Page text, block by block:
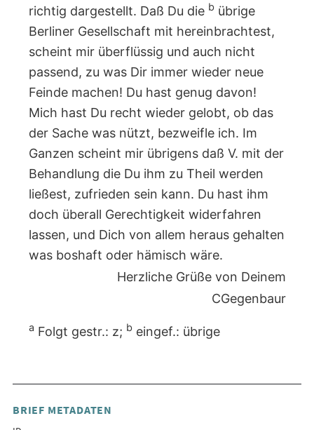
richtig dargestellt. Daß Du die bübrige
Berliner Gesellschaft mit hereinbrachtest,
scheint mir überflüssig und auch nicht
passend, zu was Dir immer wieder neue
Feinde machen! Du hast genug davon!
Mich hast Du recht wieder gelobt, ob das
der Sache was nützt, bezweifle ich. Im
Ganzen scheint mir übrigens daß V. mit der
Behandlung die Du ihm zu Theil werden
ließest, zufrieden sein kann. Du hast ihm
doch überall Gerechtigkeit widerfahren
lassen, und Dich von allem heraus gehalten
was boshaft oder hämisch wäre.
Herzliche Grüße von Deinem
CGegenbaur
a Folgt gestr.: z; beingef.: übrige
BRIEF METADATEN